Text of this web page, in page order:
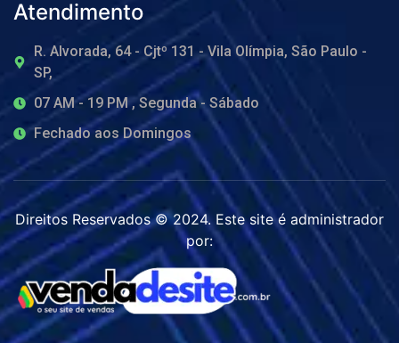
Atendimento
R. Alvorada, 64 - Cjtº 131 - Vila Olímpia, São Paulo -
SP,
07 AM - 19 PM , Segunda - Sábado
Fechado aos Domingos
Direitos Reservados © 2024. Este site é administrador
por: